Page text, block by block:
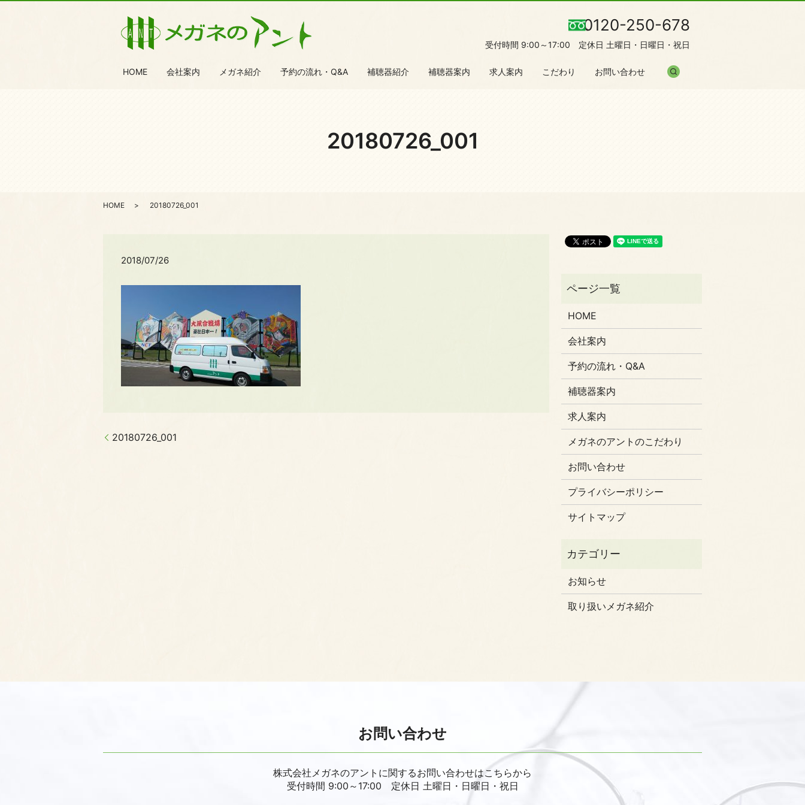
0120-250-678
受付時間 9:00～17:00 定休日 土曜日・日曜日・祝日
HOME 会社案内 メガネ紹介 予約の流れ・Q&A 補聴器紹介 補聴器案内 求人案内 こだわり お問い合わせ
20180726_001
HOME 20180726_001
2018/07/26
20180726_001
HOME
会社案内
予約の流れ・Q&A
補聴器案内
求人案内
メガネのアントのこだわり
お問い合わせ
プライバシーポリシー
サイトマップ
お知らせ
取り扱いメガネ紹介
お問い合わせ
株式会社メガネのアントに関するお問い合わせはこちらから
受付時間 9:00～17:00 定休日 土曜日・日曜日・祝日